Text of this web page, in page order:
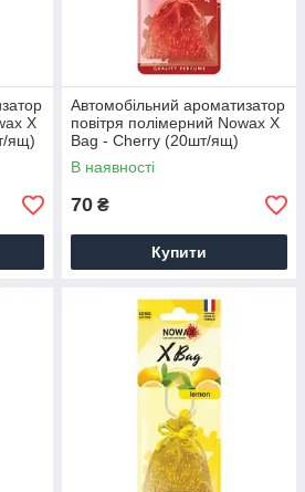
X
ящ)
Автомобільний ароматизатор
повітря полімерний Nowax X
Bag - Cherry (20шт/ящ)
В наявності
70 ₴
Купити